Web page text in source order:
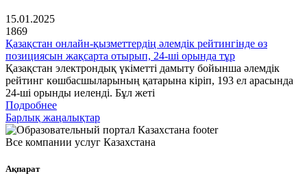
15.01.2025
1869
Қазақстан онлайн-қызметтердің әлемдік рейтингінде өз
позициясын жақсарта отырып, 24-ші орында тұр
Қазақстан электрондық үкіметті дамыту бойынша әлемдік
рейтинг көшбасшыларының қатарына кіріп, 193 ел арасында
24-ші орынды иеленді. Бұл жеті
Подробнее
Барлық жаңалықтар
Все компании услуг Казахстана
Ақпарат